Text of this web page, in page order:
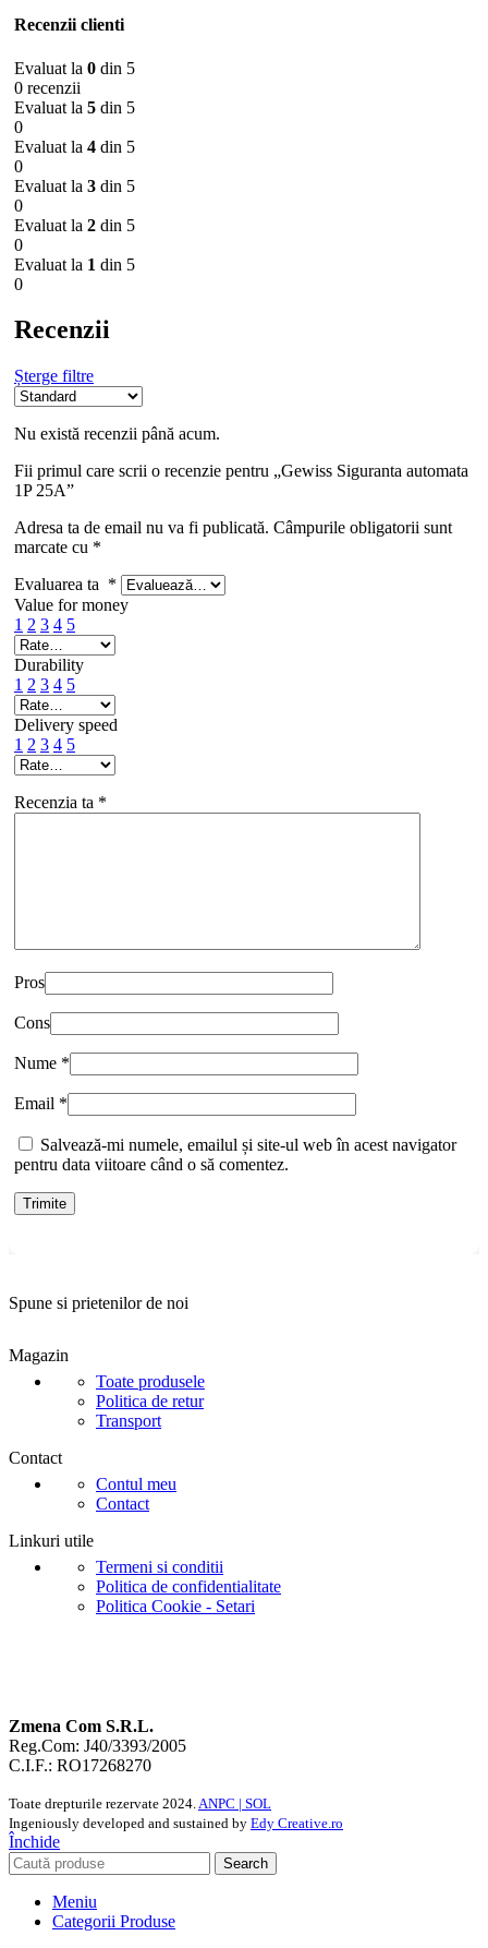
Recenzii clienti
Evaluat la 0 din 5
0 recenzii
Evaluat la 5 din 5
0
Evaluat la 4 din 5
0
Evaluat la 3 din 5
0
Evaluat la 2 din 5
0
Evaluat la 1 din 5
0
Recenzii
Șterge filtre
Nu există recenzii până acum.
Fii primul care scrii o recenzie pentru „Gewiss Siguranta automata
1P 25A”
Adresa ta de email nu va fi publicată. Câmpurile obligatorii sunt
marcate cu *
Evaluarea ta *
Value for money
1 2 3 4 5
Durability
1 2 3 4 5
Delivery speed
1 2 3 4 5
Recenzia ta *
Pros
Cons
Nume *
Email *
Salvează-mi numele, emailul și site-ul web în acest navigator
pentru data viitoare când o să comentez.
Spune si prietenilor de noi
Magazin
Toate produsele
Politica de retur
Transport
Contact
Contul meu
Contact
Linkuri utile
Termeni si conditii
Politica de confidentialitate
Politica Cookie - Setari
Zmena Com S.R.L.
Reg.Com: J40/3393/2005
C.I.F.: RO17268270
Toate drepturile rezervate 2024.ANPC | SOL
Ingeniously developed and sustained by Edy Creative.ro
Închide
Search
Meniu
Categorii Produse